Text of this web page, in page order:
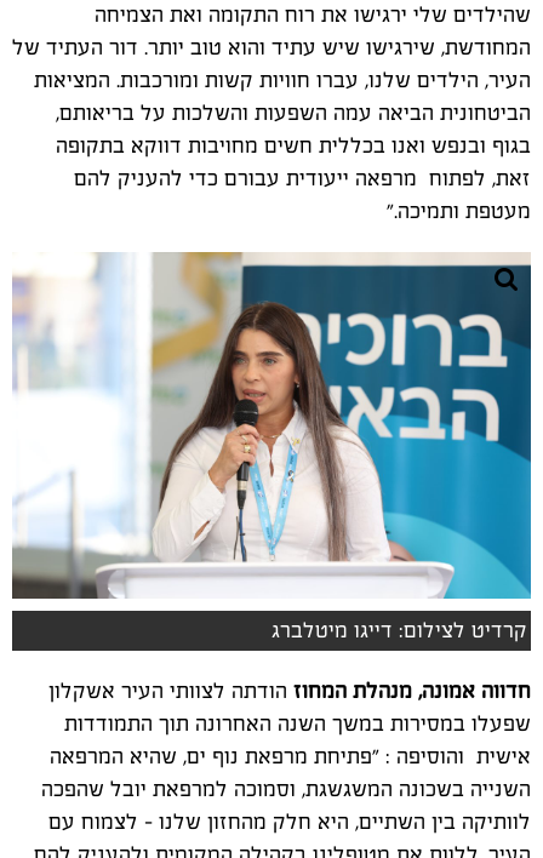
שהילדים שלי ירגישו את רוח התקומה ואת הצמיחה
המחודשת, שירגישו שיש עתיד והוא טוב יותר. דור העתיד של
העיר, הילדים שלנו, עברו חוויות קשות ומורכבות. המציאות
הביטחונית הביאה עמה השפעות והשלכות על בריאותם,
בגוף ובנפש ואנו בכללית חשים מחויבות דווקא בתקופה
זאת, לפתוח מרפאה ייעודית עבורם כדי להעניק להם
מעטפת ותמיכה."
קרדיט לצילום: דייגו מיטלברג
חדווה אמונה, מנהלת המחוז הודתה לצוותי העיר אשקלון
שפעלו במסירות במשך השנה האחרונה תוך התמודדות
אישית והוסיפה : "פתיחת מרפאת נוף ים, שהיא המרפאה
השנייה בשכונה המשגשגת, וסמוכה למרפאת יובל שהפכה
לוותיקה בין השתיים, היא חלק מהחזון שלנו - לצמוח עם